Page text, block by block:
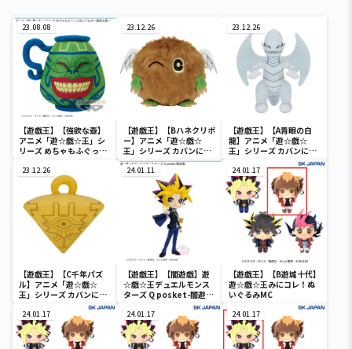
23.08.08
【遊戯王】【強欲な壺】
アニメ「遊☆戯☆王」シ
リーズ めちゃもふぐっと
23.12.26
【遊戯王】【Bハネクリボ
ー】アニメ「遊☆戯☆
王」シリーズ カバンに付
けられるぬいぐるみvol.3
23.12.26
【遊戯王】【A青眼の白
龍】アニメ「遊☆戯☆
王」シリーズ カバンに付
けられるぬいぐるみvol.3
23.12.26
【遊戯王】【C千年パズ
ル】アニメ「遊☆戯☆
王」シリーズ カバンに付
けられるぬいぐるみvol.3
24.01.11
【遊戯王】【闇遊戯】遊
☆戯☆王デュエルモンス
ターズ Q posket-闇遊
24.01.17
【遊戯王】【B遊城十代】
遊☆戯☆王みにコレ！ぬ
いぐるみMC
24.01.17 24.01.17 24.01.17